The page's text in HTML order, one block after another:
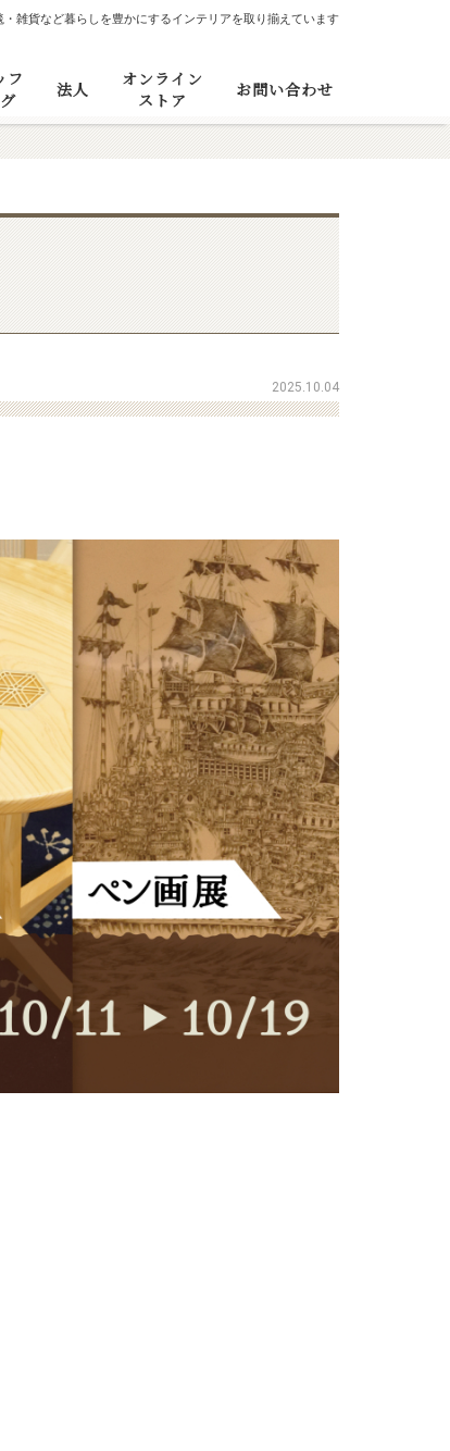
雑貨など暮らしを豊かにするインテリアを取り揃えています
フ
法人
オンライン
ストア
お問い合わせ
2025.10.04